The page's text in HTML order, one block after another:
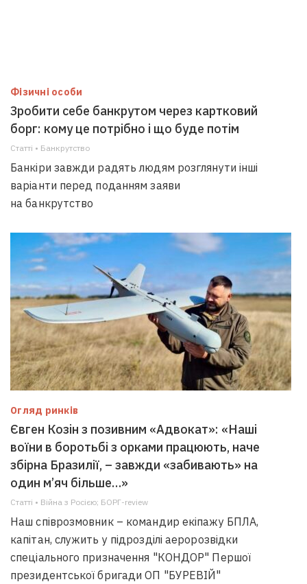
Фізичні особи
Зробити себе банкрутом через картковий
борг: кому це потрібно і що буде потім
Статті • Банкрутство
Банкіри завжди радять людям розглянути інші
варіанти перед поданням заяви
на банкрутство
Огляд ринків
Євген Козін з позивним «Адвокат»: «Наші
воїни в боротьбі з орками працюють, наче
збірна Бразилії, – завжди «забивають» на
один м’яч більше…»
Статті • Війна з Росією; БОРГ-review
Наш співрозмовник – командир екіпажу БПЛА,
капітан, служить у підрозділі аеророзвідки
спеціального призначення "КОНДОР" Першої
президентської бригади ОП "БУРЕВІЙ"